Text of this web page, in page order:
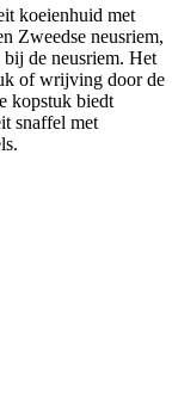
koeienhuid met
Zweedse neusriem,
de neusriem. Het
of wrijving door de
kopstuk biedt
snaffel met